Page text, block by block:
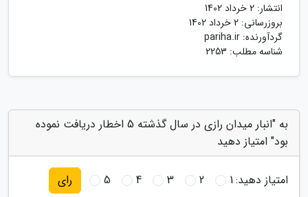
انتشار: 2 خرداد 1402
بروزرسانی: 2 خرداد 1402
گردآورنده: pariha.ir
شناسه مطلب: 2253
به "انبار میدان رازی در سال گذشته 5 اخطار دریافت نموده
بود" امتیاز دهید
امتیاز دهید:1
2
3
4
5 رای